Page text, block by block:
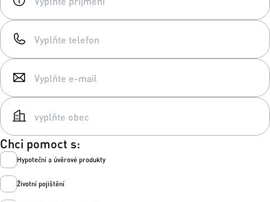
Chci pomoct s:
Hypoteční a úvěrové produkty
Životní pojištění